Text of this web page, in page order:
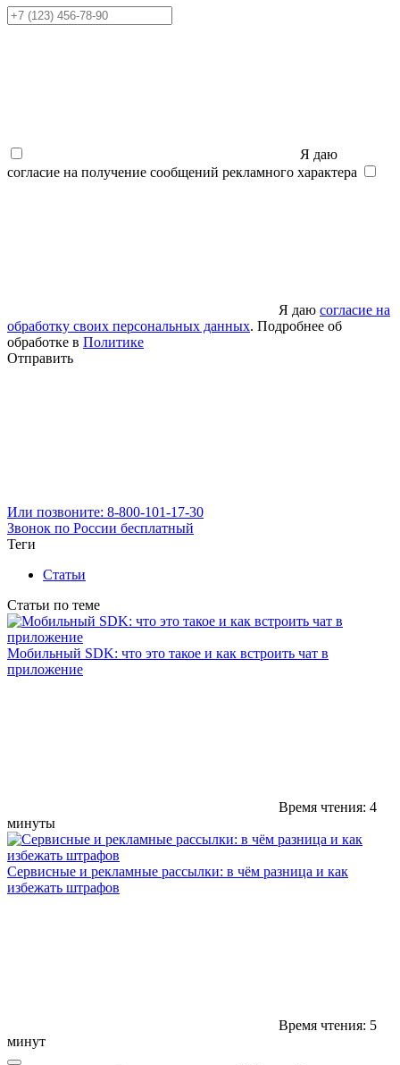
Я даю
согласие на получение сообщений рекламного характера
Я даю согласие на
обработку своих персональных данных. Подробнее об
обработке в Политике
Отправить
Или позвоните: 8-800-101-17-30
Звонок по России бесплатный
Теги
Статьи
Статьи по теме
Мобильный SDK: что это такое и как встроить чат в
приложение
Время чтения: 4
минуты
Сервисные и рекламные рассылки: в чём разница и как
избежать штрафов
Время чтения: 5
минут